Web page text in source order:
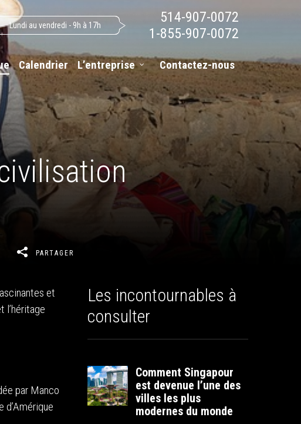
Lundi au vendredi - 9h à 17h
514-907-0072
1-855-907-0072
Calendrier L’entreprise Contactez-nous
PARTAGER
et
l’héritage
par Manco
d’Amérique
Les incontournables à
consulter
Comment Singapour
est devenue l’une des
villes les plus
modernes du monde